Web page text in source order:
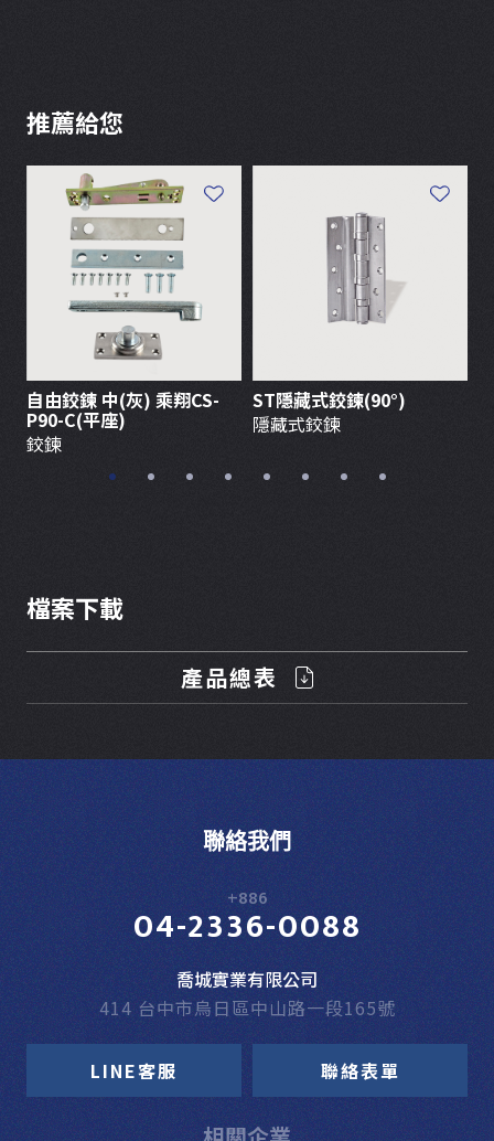
推薦給您
自由鉸鍊 中(灰) 乘翔CS-
P90-C(平座)
鉸鍊
ST隱藏式鉸鍊(90°)
隱藏式鉸鍊
檔案下載
產品總表
聯絡我們
+886
04-2336-0088
喬城實業有限公司
414 台中市烏日區中山路一段165號
LINE客服 聯絡表單